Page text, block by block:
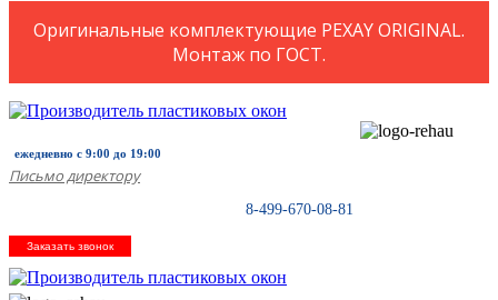
Оригинальные комплектующие PEXAY ORIGINAL.
Монтаж по ГОСТ.
ежедневно с 9:00 до 19:00
Письмо директору
8-499-670-08-81
Заказать звонок